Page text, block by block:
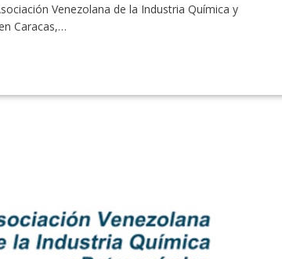
Venezolana de la Industria Química y
Caracas,…